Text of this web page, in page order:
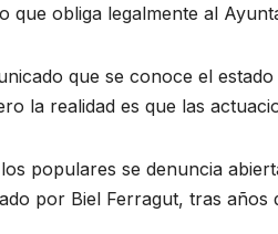
que obliga legalmente al
que se conoce el
la realidad es que las
populares se denuncia
por Biel Ferragut, tras años